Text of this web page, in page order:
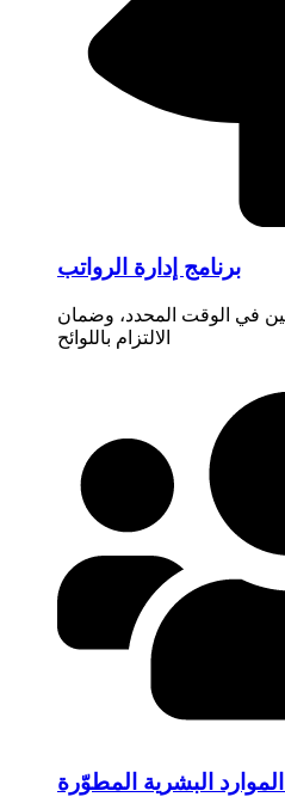
برنامج إدارة الرواتب
في الوقت المحدد، وضمان
الالتزام باللوائح
الموارد البشرية المطوّرة